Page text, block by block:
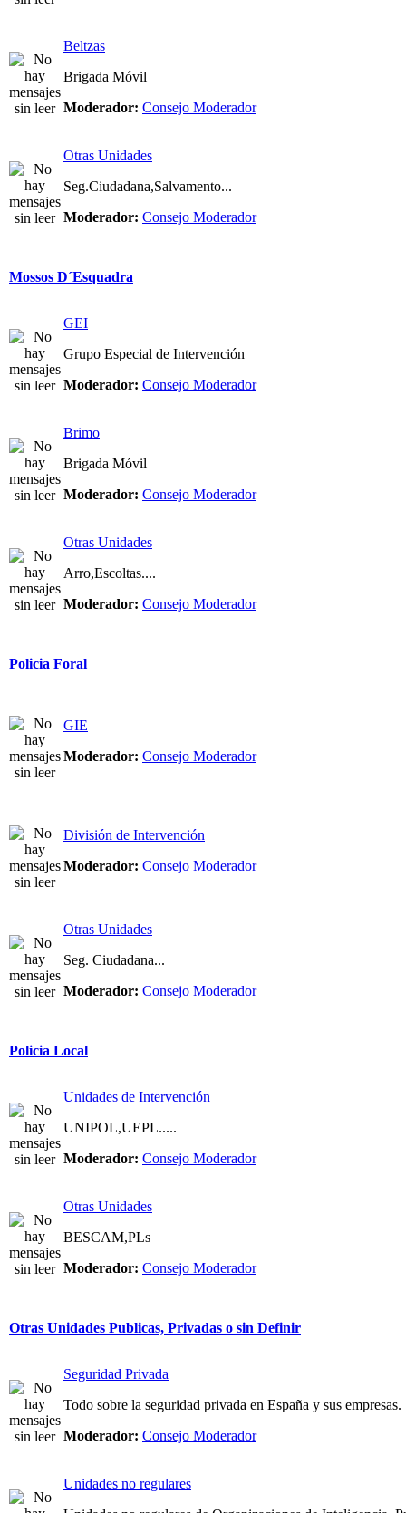
Beltzas
Brigada Móvil
Moderador: Consejo Moderador
Otras Unidades
Seg.Ciudadana,Salvamento...
Moderador: Consejo Moderador
Mossos D´Esquadra
GEI
Grupo Especial de Intervención
Moderador: Consejo Moderador
Brimo
Brigada Móvil
Moderador: Consejo Moderador
Otras Unidades
Arro,Escoltas....
Moderador: Consejo Moderador
Policia Foral
GIE
Moderador: Consejo Moderador
División de Intervención
Moderador: Consejo Moderador
Otras Unidades
Seg. Ciudadana...
Moderador: Consejo Moderador
Policia Local
Unidades de Intervención
UNIPOL,UEPL.....
Moderador: Consejo Moderador
Otras Unidades
BESCAM,PLs
Moderador: Consejo Moderador
Otras Unidades Publicas, Privadas o sin Definir
Seguridad Privada
Todo sobre la seguridad privada en España y sus empresas.
Moderador: Consejo Moderador
Unidades no regulares